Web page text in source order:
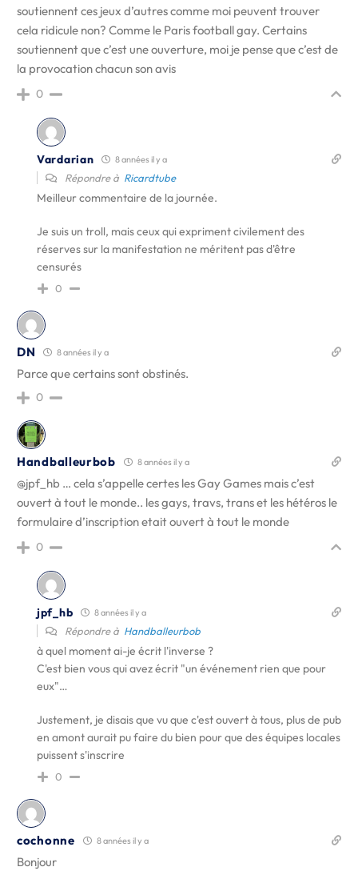
soutiennent ces jeux d’autres comme moi peuvent trouver
cela ridicule non? Comme le Paris football gay. Certains
soutiennent que c’est une ouverture, moi je pense que c’est de
la provocation chacun son avis
0
Vardarian 8 années il y a
Répondre à Ricardtube
Meilleur commentaire de la journée.
Je suis un troll, mais ceux qui expriment civilement des
réserves sur la manifestation ne méritent pas d'être
censurés
0
DN 8 années il y a
Parce que certains sont obstinés.
0
Handballeurbob 8 années il y a
@jpf_hb … cela s’appelle certes les Gay Games mais c’est
ouvert à tout le monde.. les gays, travs, trans et les hétéros le
formulaire d’inscription etait ouvert à tout le monde
0
jpf_hb 8 années il y a
Répondre à Handballeurbob
à quel moment ai-je écrit l'inverse ?
C'est bien vous qui avez écrit "un événement rien que pour
eux"…
Justement, je disais que vu que c'est ouvert à tous, plus de pub
en amont aurait pu faire du bien pour que des équipes locales
puissent s'inscrire
0
cochonne 8 années il y a
Bonjour